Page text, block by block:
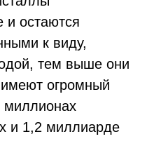
и остаются
к виду,
тем выше они
огромный
миллионах
и 1,2 миллиарде